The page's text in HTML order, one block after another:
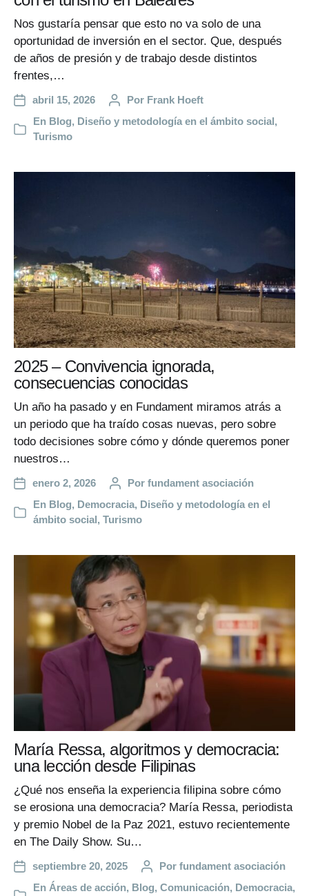
Nos gustaría pensar que esto no va solo de una
oportunidad de inversión en el sector. Que, después
de años de presión y de trabajo desde distintos
frentes,…
abril 15, 2026 Por Frank Hoeft
En Blog, Diseño y metodología en el ámbito social,
Turismo
2025 – Convivencia ignorada,
consecuencias conocidas
Un año ha pasado y en Fundament miramos atrás a
un periodo que ha traído cosas nuevas, pero sobre
todo decisiones sobre cómo y dónde queremos poner
nuestros…
enero 2, 2026 Por fundament asociación
En Blog, Democracia, Diseño y metodología en el
ámbito social, Turismo
María Ressa, algoritmos y democracia:
una lección desde Filipinas
¿Qué nos enseña la experiencia filipina sobre cómo
se erosiona una democracia? María Ressa, periodista
y premio Nobel de la Paz 2021, estuvo recientemente
en The Daily Show. Su…
septiembre 20, 2025 Por fundament asociación
En Áreas de acción, Blog, Comunicación, Democracia,